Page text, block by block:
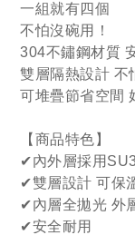
一組就有四個
不怕沒碗用！
304不鏽鋼材質
雙層隔熱設計 不
可堆疊節省空間
【商品特色】
✔內外層採用
✔雙層設計 可保
✔內層全拋光 外
✔安全耐用